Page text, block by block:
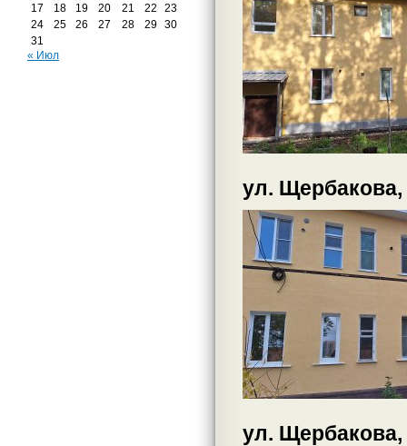
17
18 19 20 21 22
23
24
25 26 27 28 29
30
31
« Июл
ул. Щербакова,
ул. Щербакова,